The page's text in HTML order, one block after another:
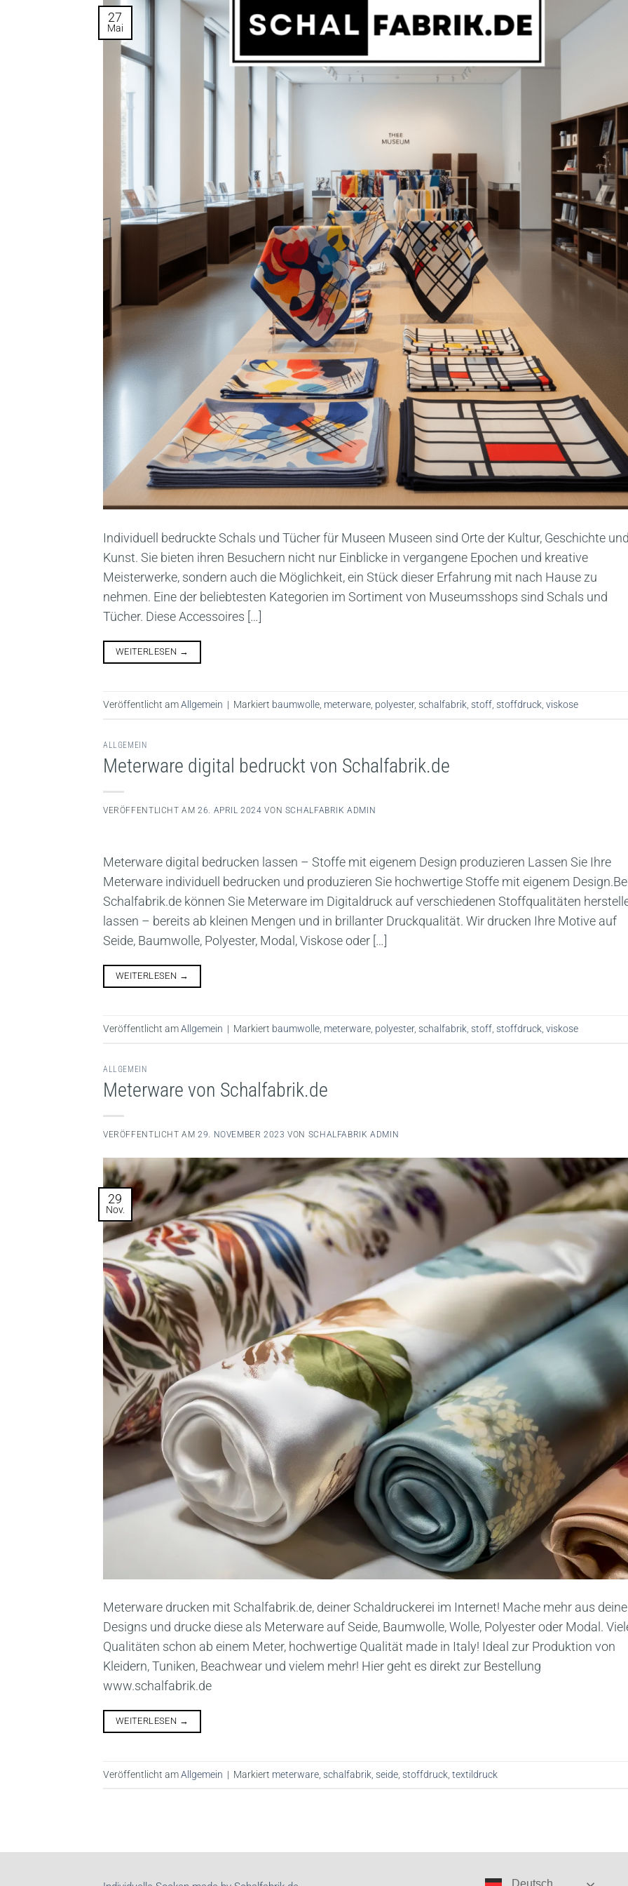
27
Mai
Individuell bedruckte Schals und Tücher für Museen Museen sind Orte der Kultur, Geschichte
Kunst. Sie bieten ihren Besuchern nicht nur Einblicke in vergangene Epochen und kreative
Meisterwerke, sondern auch die Möglichkeit, ein Stück dieser Erfahrung mit nach Hause zu
nehmen. Eine der beliebtesten Kategorien im Sortiment von Museumsshops sind Schals und
Tücher. Diese Accessoires […]
WEITERLESEN →
Veröffentlicht amAllgemein | Markiert baumwolle meterware polyester, schalfabrik stoff stoffdruck viskose
ALLGEMEIN
Meterware digital bedruckt von Schalfabrik.de
VERÖFFENTLICHT AM26. APRIL 2024 VON SCHALFABRIK ADMIN
Meterware digital bedrucken lassen – Stoffe mit eigenem Design produzieren Lassen Sie Ihre
Meterware individuell bedrucken und produzieren Sie hochwertige Stoffe mit eigenem
Schalfabrik.de können Sie Meterware im Digitaldruck auf verschiedenen Stoffqualitäten
lassen – bereits ab kleinen Mengen und in brillanter Druckqualität. Wir drucken Ihre Motive auf
Seide, Baumwolle, Polyester, Modal, Viskose oder […]
WEITERLESEN →
Veröffentlicht amAllgemein | Markiert baumwolle meterware polyester, schalfabrik stoff stoffdruck viskose
ALLGEMEIN
Meterware von Schalfabrik.de
VERÖFFENTLICHT AM29. NOVEMBER 2023 VON SCHALFABRIK ADMIN
29
Nov.
Meterware drucken mit Schalfabrik.de, deiner Schaldruckerei im Internet! Mache mehr aus
Designs und drucke diese als Meterware auf Seide, Baumwolle, Wolle, Polyester oder Modal.
Qualitäten schon ab einem Meter, hochwertige Qualität made in Italy! Ideal zur Produktion von
Kleidern, Tuniken, Beachwear und vielem mehr! Hier geht es direkt zur Bestellung
www.schalfabrik.de
WEITERLESEN →
Veröffentlicht amAllgemein | Markiert meterware schalfabrik seide stoffdruck textildruck